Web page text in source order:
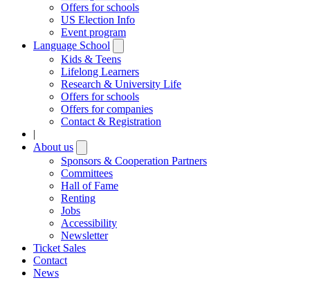
Offers for schools
US Election Info
Event program
Language School
submenu
Kids & Teens
Lifelong Learners
Research & University Life
Offers for schools
Offers for companies
Contact & Registration
|
About us
submenu
Sponsors & Cooperation Partners
Committees
Hall of Fame
Renting
Jobs
Accessibility
Newsletter
Ticket Sales
Contact
News